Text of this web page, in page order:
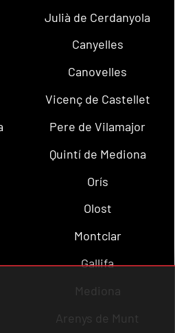
Julià de Cerdanyola
Canyelles
Canovelles
Vicenç de Castellet
Pere de Vilamajor
Quintí de Mediona
Orís
Olost
Montclar
Gallifa
Mediona
Arenys de Munt